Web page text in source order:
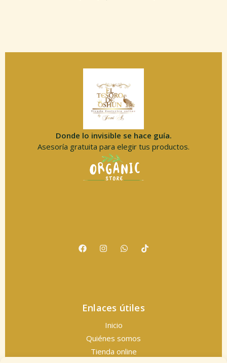
Donde lo invisible se hace guía.
Asesoría gratuita para elegir tus productos.
Enlaces útiles
Inicio
Quiénes somos
Tienda online